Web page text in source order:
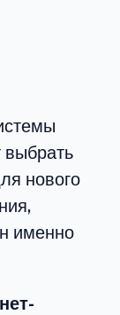
выбрать
нового
именно